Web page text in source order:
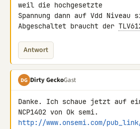
weil die hochgesetzte
Spannung dann auf Vdd Niveau
Abgeschaltet braucht der
Antwort
DG Dirty GeckoGast
Danke. Ich schaue jetzt auf
http://www.onsemi.com/